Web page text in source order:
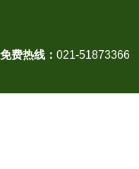
免费热线： 021-51873366